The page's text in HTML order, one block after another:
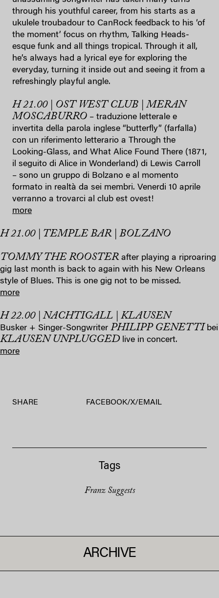
through his youthful career, from his starts as a
ukulele troubadour to Can­Rock feedback to his ‘of
the moment’ focus on rhythm, Talking Heads­
esque funk and all things tropical. Through it all,
he’s always had a lyrical eye for exploring the
everyday, turning it inside out and seeing it from a
refreshingly playful angle.
H 21.00 | OST WEST CLUB | MERAN
MOSCABURRO – traduzione letterale e
invertita della parola inglese “butterfly” (farfalla)
con un riferimento letterario a Through the
Looking-Glass, and What Alice Found There (1871,
il seguito di Alice in Wonderland) di Lewis Carroll
– sono un gruppo di Bolzano e al momento
formato in realtà da sei membri. Venerdi 10 aprile
verranno a trovarci al club est ovest!
more
H 21.00 | TEMPLE BAR | BOLZANO
TOMMY THE ROOSTERafter playing a riproaring
gig last month is back to again with his New Orleans
style of Blues. This is one gig not to be missed.
more
H 22.00 | NACHTIGALL | KLAUSEN
Busker + Singer-Songwriter PHILIPP GENETTI bei
KLAUSEN UNPLUGGEDlive in concert.
more
SHARE FACEBOOK/X/ EMAIL
Tags
Franz Suggests
ARCHIVE